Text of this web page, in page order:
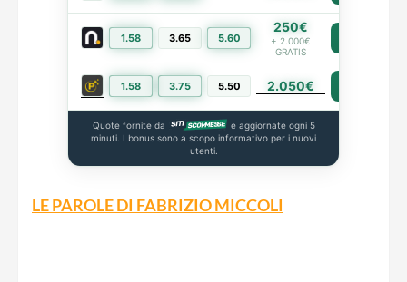
1.58 3.65 5.60
250€
+ 2.000€
GRATIS
1.58 3.75 5.50 2.050€
Quote fornite da
e aggiornate ogni 5
minuti. I bonus sono a scopo informativo per i nuovi
utenti.
LE PAROLE DI FABRIZIO MICCOLI